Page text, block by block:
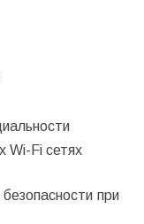
Wi-Fi сетях
при